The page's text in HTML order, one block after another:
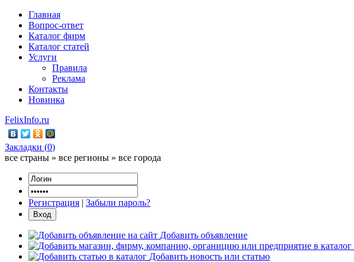
Главная
Вопрос-ответ
Каталог фирм
Каталог статей
Услуги
Правила
Реклама
Контакты
Новинка
FelixInfo.ru
Закладки (0)
все страны » все регионы » все города
Регистрация | Забыли пароль?
Добавить объявление
Добавить новость или статью